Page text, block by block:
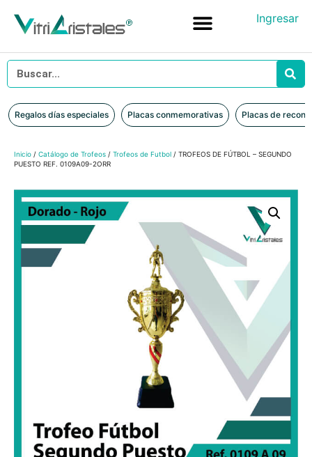
Ingresar
Regalos días especiales Placas conmemorativas Placas de
Inicio / Catálogo de Trofeos / Trofeos de Futbol / TROFEOS DE FÚTBOL – SEGUNDO
PUESTO REF. 0109A09-2ORR